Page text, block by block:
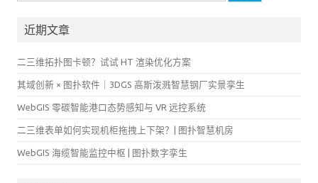
近期文章
二三维拓扑图卡顿？试试 HT 渲染优化方案
其域创新 × 图扑软件｜3DGS 高斯泼溅智慧钢厂实景孪生
WebGIS 零碳智能港口态势感知与 VR 远控系统
二三维表单如何实现机柜拖拽上下架？| 图扑智慧机房
WebGIS 海缆智能监控中枢 | 图扑数字孪生